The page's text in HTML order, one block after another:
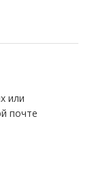
или
почте